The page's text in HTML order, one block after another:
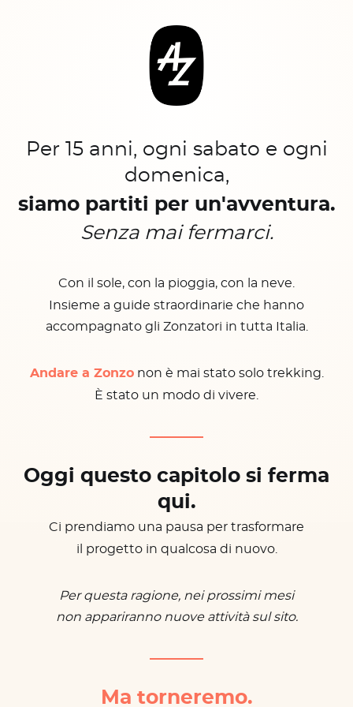
Per 15 anni, ogni sabato e ogni
domenica,
siamo partiti per un'avventura.
Senza mai fermarci.
Con il sole, con la pioggia, con la neve.
Insieme a guide straordinarie che hanno
accompagnato gli Zonzatori in tutta Italia.
Andare a Zonzonon è mai stato solo trekking.
È stato un modo di vivere.
Oggi questo capitolo si ferma
qui.
Ci prendiamo una pausa per trasformare
il progetto in qualcosa di nuovo.
Per questa ragione, nei prossimi mesi
non appariranno nuove attività sul sito.
Ma torneremo.